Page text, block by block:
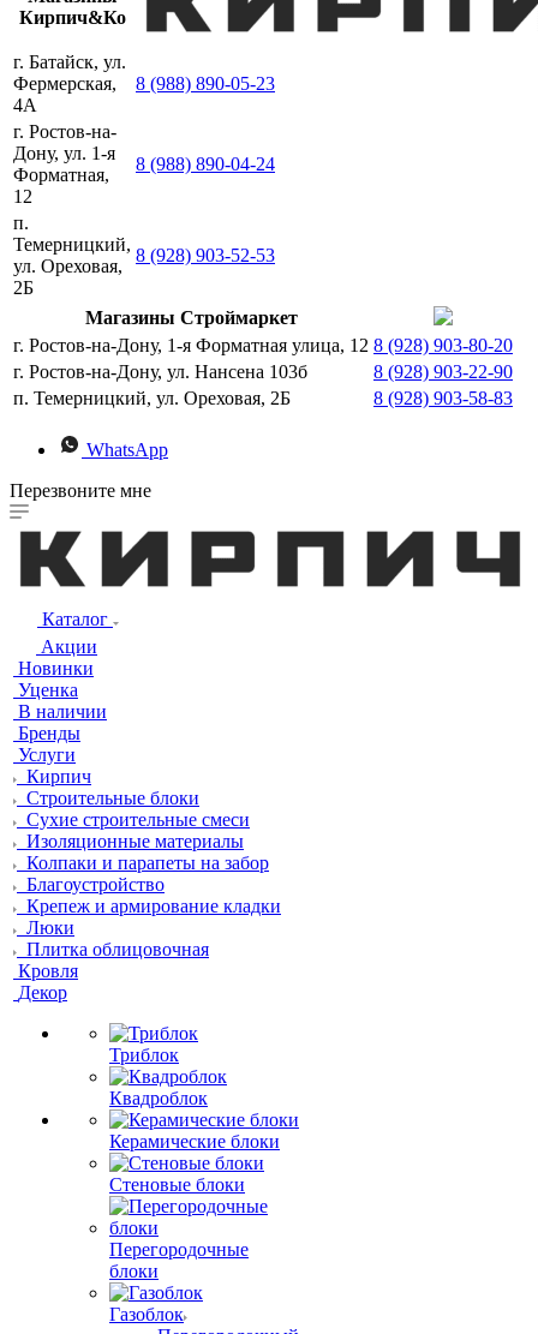
Кирпич&Ко
г. Батайск, ул.
Фермерская,
4А
8 (988) 890-05-23
г. Ростов-на-
Дону, ул. 1-я
Форматная,
12
8 (988) 890-04-24
п.
Темерницкий,
ул. Ореховая,
2Б
8 (928) 903-52-53
Магазины Строймаркет
г. Ростов-на-Дону, 1-я Форматная улица, 12 8 (928) 903-80-20
г. Ростов-на-Дону, ул. Нансена 103б
8 (928) 903-22-90
п. Темерницкий, ул. Ореховая, 2Б
8 (928) 903-58-83
WhatsApp
Перезвоните мне
Каталог
Акции
Новинки
Уценка
В наличии
Бренды
Услуги
Кирпич
Строительные блоки
Сухие строительные смеси
Изоляционные материалы
Колпаки и парапеты на забор
Благоустройство
Крепеж и армирование кладки
Люки
Плитка облицовочная
Кровля
Декор
Триблок
Квадроблок
Керамические блоки
Стеновые блоки
Перегородочные
блоки
Газоблок